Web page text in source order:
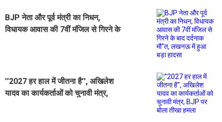
BJP नेता और पूर्व मंत्री का निधन,
विधायक आवास की 7वीं मंजिल से गिरने के
''2027 हर हाल में जीतना है'', अखिलेश
यादव का कार्यकर्ताओं को चुनावी मंत्र,